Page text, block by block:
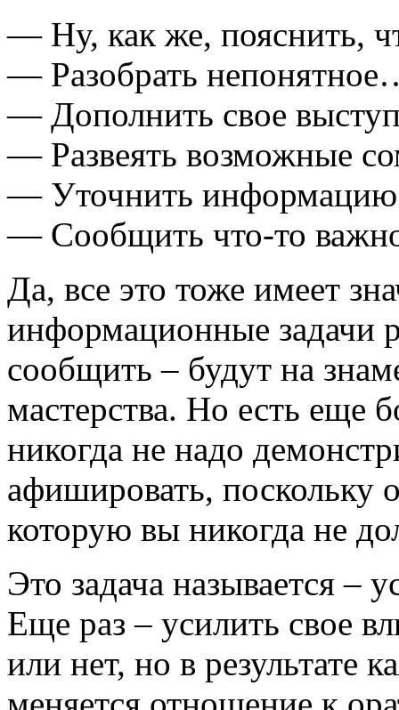
— Ну, как же, пояснить,
— Разобрать
— Дополнить свое
— Развеять возможные
— Уточнить
— Сообщить что-то
Да, все это тоже имеет
информационные задачи
сообщить – будут на
мастерства. Но есть еще
никогда не надо
афишировать, поскольку
которую вы никогда не
Это задача называется –
Еще раз – усилить свое
или нет, но в результате